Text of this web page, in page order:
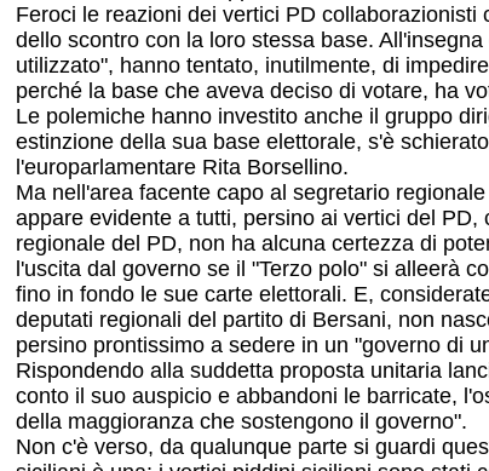
Feroci le reazioni dei vertici PD
dello scontro con la loro stessa base.
utilizzato", hanno tentato, inutilmente, di
perché la base che aveva deciso di votare, ha
Le polemiche hanno investito anche il gruppo
estinzione della sua base elettorale, s'è
l'europarlamentare Rita Borsellino.
Ma nell'area facente capo al segretario
appare evidente a tutti, persino ai vertici del
regionale del PD, non ha alcuna certezza di
l'uscita dal governo se il "Terzo polo" si alleerà
fino in fondo le sue carte elettorali. E,
deputati regionali del partito di Bersani, non
persino prontissimo a sedere in un "governo di
Rispondendo alla suddetta proposta unitaria
conto il suo auspicio e abbandoni le barricate,
della maggioranza che sostengono il governo".
Non c'è verso, da qualunque parte si guardi